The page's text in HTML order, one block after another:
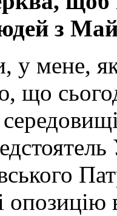
з
мене, як
що
і